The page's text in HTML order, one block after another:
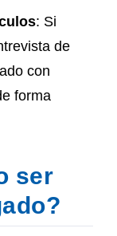
: Si
de
con
forma
ser